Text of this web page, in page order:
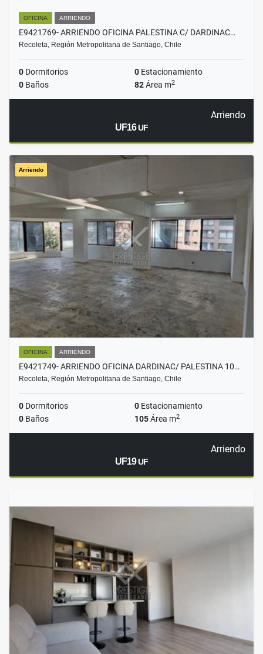
OFICINA ARRIENDO
E9421769- ARRIENDO OFICINA PALESTINA C/ DARDINAC…
Recoleta, Región Metropolitana de Santiago, Chile
0 Dormitorios 0 Estacionamiento
0 Baños 82Área m2
Arriendo
UF16UF
Arriendo
OFICINA ARRIENDO
E9421749- ARRIENDO OFICINA DARDINAC/ PALESTINA 10…
Recoleta, Región Metropolitana de Santiago, Chile
0 Dormitorios 0 Estacionamiento
0 Baños 105Área m2
Arriendo
UF19UF